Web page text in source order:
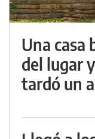
Una casa
del lugar
tardó un